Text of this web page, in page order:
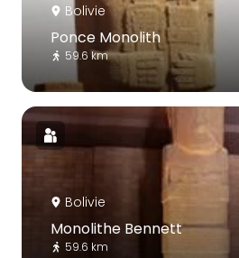
Bolivie
Ponce Monolith
59.6 km
Bolivie
Monolithe Bennett
59.6 km